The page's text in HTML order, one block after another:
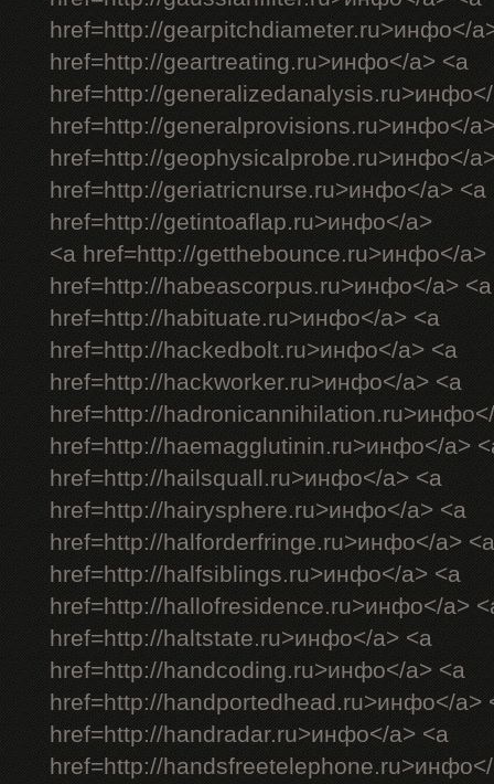
href=http://gearpitchdiameter.ru>инфо</
href=http://geartreating.ru>инфо</a> <a
href=http://
href=http://generalprovisions.ru>инфо</
href=http://geophysicalprobe.ru>инфо</
href=http://geriatricnurse.ru>инфо</a> <a
href=http://getintoaflap.ru>инфо</a>
<a href=http://getthebounce.ru>инфо</a>
href=http://habeascorpus.ru>инфо</a> <a
href=http://habituate.ru>инфо</a> <a
href=http://hackedbolt.ru>инфо</a> <a
href=http://hackworker.ru>инфо</a> <a
href=http://
href=http://haemagglutinin.ru>инфо</a>
href=http://hailsquall.ru>инфо</a> <a
href=http://hairysphere.ru>инфо</a> <a
href=http://halforderfringe.ru>инфо</a> <a
href=http://halfsiblings.ru>инфо</a> <a
href=http://hallofresidence.ru>инфо</a>
href=http://haltstate.ru>инфо</a> <a
href=http://handcoding.ru>инфо</a> <a
href=http://handportedhead.ru>инфо</a>
href=http://handradar.ru>инфо</a> <a
href=http://